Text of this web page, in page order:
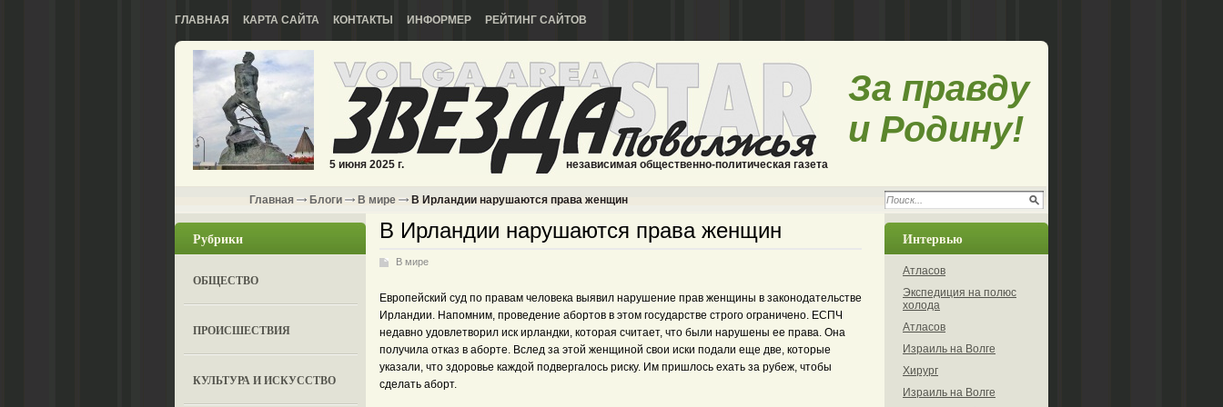
ГЛАВНАЯ КАРТА САЙТА КОНТАКТЫ ИНФОРМЕР РЕЙТИНГ САЙТОВ
5 июня 2025 г. независимая общественно-политическая газета
За правду
и Родину!
Главная Блоги В мире В Ирландии нарушаются права женщин
Рубрики
ОБЩЕСТВО
ПРОИСШЕСТВИЯ
КУЛЬТУРА И ИСКУССТВО
В Ирландии нарушаются права женщин
В мире
Европейский суд по правам человека выявил нарушение прав женщины в законодательстве
Ирландии. Напомним, проведение абортов в этом государстве строго ограничено. ЕСПЧ
недавно удовлетворил иск ирландки, которая считает, что были нарушены ее права. Она
получила отказ в аборте. Вслед за этой женщиной свои иски подали еще две, которые
указали, что здоровье каждой подвергалось риску. Им пришлось ехать за рубеж, чтобы
сделать аборт.
Интервью
Атласов
Экспедиция на полюс
холода
Атласов
Израиль на Волге
Хирург
Израиль на Волге